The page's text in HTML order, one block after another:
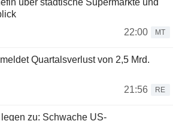
22:00
MT
Quartalsverlust von 2,5 Mrd.
21:56
RE
zu: Schwache US-